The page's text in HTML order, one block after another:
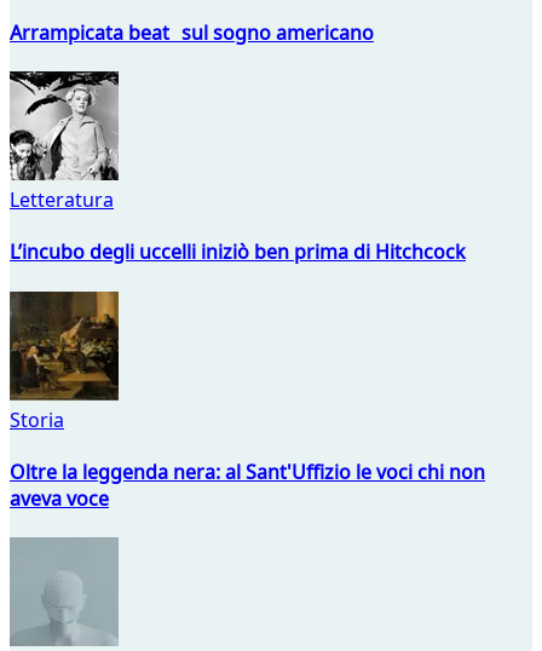
Arrampicata beat sul sogno americano
Letteratura
L’incubo degli uccelli iniziò ben prima di Hitchcock
Storia
Oltre la leggenda nera: al Sant'Uffizio le voci chi non
aveva voce